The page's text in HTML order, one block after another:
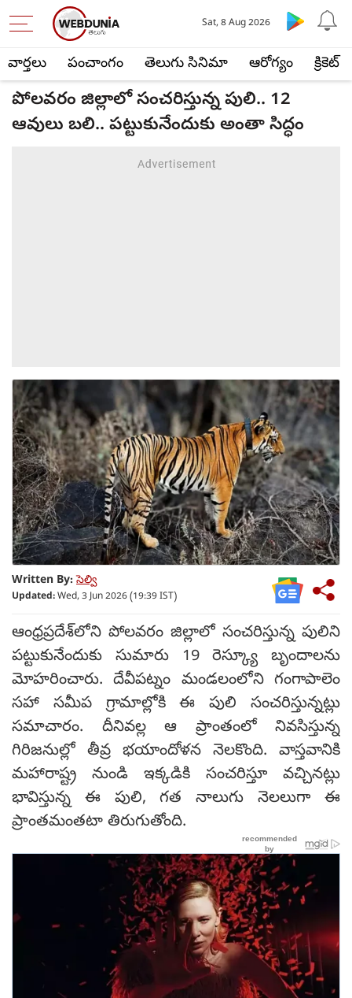
వార్తలు పంచాంగం తెలుగు సినిమా ఆరోగ్యం క్రికెట్
Sat, 8 Aug 2026
పోలవరం జిల్లాలో సంచరిస్తున్న పులి.. 12
ఆవులు బలి.. పట్టుకునేందుకు అంతా సిద్ధం
Written By: సెల్వి
Updated:Wed, 3 Jun 2026 (19:39 IST)
ఆంధ్రప్రదేశ్‌లోని పోలవరం జిల్లాలో సంచరిస్తున్న పులిని
పట్టుకునేందుకు సుమారు 19 రెస్క్యూ బృందాలను
మోహరించారు. దేవీపట్నం మండలంలోని గంగాపాలెం
సహా సమీప గ్రామాల్లోకి ఈ పులి సంచరిస్తున్నట్లు
సమాచారం. దీనివల్ల ఆ ప్రాంతంలో నివసిస్తున్న
గిరిజనుల్లో తీవ్ర భయాందోళన నెలకొంది. వాస్తవానికి
మహారాష్ట్ర నుండి ఇక్కడికి సంచరిస్తూ వచ్చినట్లు
భావిస్తున్న ఈ పులి, గత నాలుగు నెలలుగా ఈ
ప్రాంతమంతటా తిరుగుతోంది.